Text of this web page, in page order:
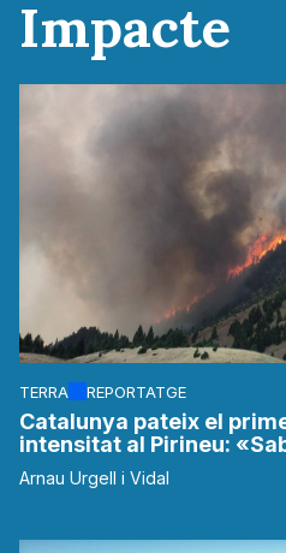
Impacte
TERRA REPORTATGE
Catalunya pateix el
intensitat al Pirineu:
Arnau Urgell i Vidal